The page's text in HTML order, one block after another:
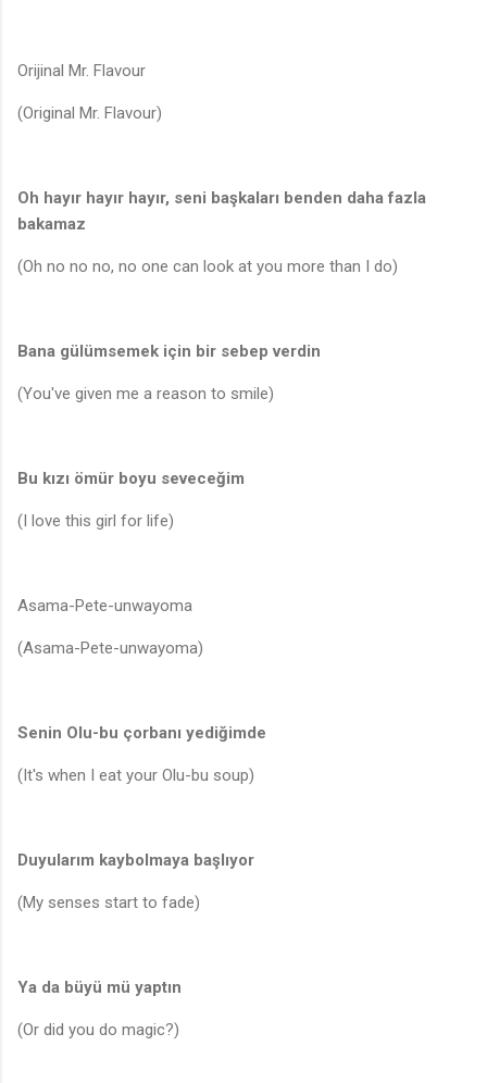
Orijinal Mr. Flavour
(Original Mr. Flavour)
Oh hayır hayır hayır, seni başkaları benden daha fazla
bakamaz
(Oh no no no, no one can look at you more than I do)
Bana gülümsemek için bir sebep verdin
(You've given me a reason to smile)
Bu kızı ömür boyu seveceğim
(I love this girl for life)
Asama-Pete-unwayoma
(Asama-Pete-unwayoma)
Senin Olu-bu çorbanı yediğimde
(It's when I eat your Olu-bu soup)
Duyularım kaybolmaya başlıyor
(My senses start to fade)
Ya da büyü mü yaptın
(Or did you do magic?)